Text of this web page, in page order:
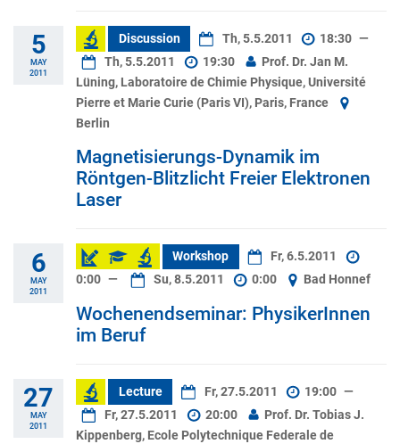
5
MAY
2011
Discussion Th, 5.5.2011 18:30 —
Th, 5.5.2011
19:30
Prof. Dr. Jan M.
Lüning, Laboratoire de Chimie Physique, Université
Pierre et Marie Curie (Paris VI), Paris, France
Berlin
Magnetisierungs-Dynamik im
Röntgen-Blitzlicht Freier Elektronen
Laser
6
MAY
2011
Workshop
Fr, 6.5.2011
0:00 — Su, 8.5.2011 0:00 Bad Honnef
Wochenendseminar: PhysikerInnen
im Beruf
27
MAY
2011
Lecture Fr, 27.5.2011 19:00 —
Fr, 27.5.2011
20:00
Prof. Dr. Tobias J.
Kippenberg, Ecole Polytechnique Federale de